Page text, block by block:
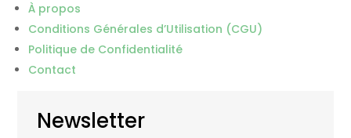
À propos
Conditions Générales d’Utilisation (CGU)
Politique de Confidentialité
Contact
Newsletter